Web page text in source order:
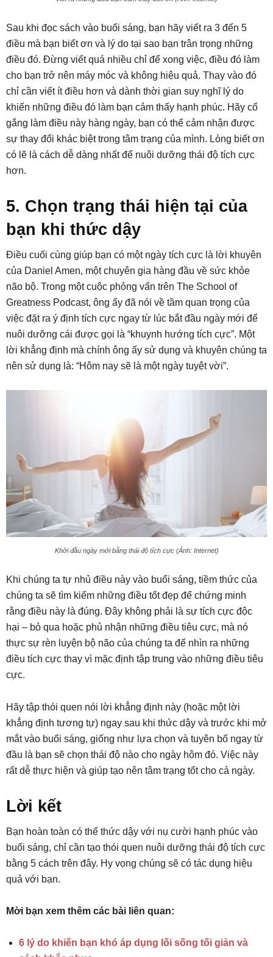
Sau khi đọc sách vào buổi sáng, bạn hãy viết ra 3 đến 5
điều mà bạn biết ơn và lý do tại sao bạn trân trọng những
điều đó. Đừng viết quá nhiều chỉ để xong việc, điều đó làm
cho bạn trở nên máy móc và không hiệu quả. Thay vào đó
chỉ cần viết ít điều hơn và dành thời gian suy nghĩ lý do
khiến những điều đó làm bạn cảm thấy hạnh phúc. Hãy cố
gắng làm điều này hàng ngày, bạn có thể cảm nhận được
sự thay đổi khác biệt trong tâm trạng của mình. Lòng biết ơn
có lẽ là cách dễ dàng nhất để nuôi dưỡng thái độ tích cực
hơn.
5. Chọn trạng thái hiện tại của
bạn khi thức dậy
Điều cuối cùng giúp bạn có một ngày tích cực là lời khuyên
của Daniel Amen, một chuyên gia hàng đầu về sức khỏe
não bộ. Trong một cuộc phỏng vấn trên The School of
Greatness Podcast, ông ấy đã nói về tầm quan trọng của
việc đặt ra ý định tích cực ngay từ lúc bắt đầu ngày mới để
nuôi dưỡng cái được gọi là “khuynh hướng tích cực”. Một
lời khẳng định mà chính ông ấy sử dụng và khuyên chúng ta
nên sử dụng là: “Hôm nay sẽ là một ngày tuyệt vời”.
Khởi đầu ngày mới bằng thái độ tích cực (Ảnh: Internet)
Khi chúng ta tự nhủ điều này vào buổi sáng, tiềm thức của
chúng ta sẽ tìm kiếm những điều tốt đẹp để chứng minh
rằng điều này là đúng. Đây không phải là sự tích cực độc
hại – bỏ qua hoặc phủ nhận những điều tiêu cực, mà nó
thực sự rèn luyện bộ não của chúng ta để nhìn ra những
điều tích cực thay vì mặc định tập trung vào những điều tiêu
cực.
Hãy tập thói quen nói lời khẳng định này (hoặc một lời
khẳng định tương tự) ngay sau khi thức dậy và trước khi mở
mắt vào buổi sáng, giống như lựa chọn và tuyên bố ngay từ
đầu là bạn sẽ chọn thái độ nào cho ngày hôm đó. Việc này
rất dễ thực hiện và giúp tạo nên tâm trạng tốt cho cả ngày.
Lời kết
Bạn hoàn toàn có thể thức dậy với nụ cười hạnh phúc vào
buổi sáng, chỉ cần tạo thói quen nuôi dưỡng thái độ tích cực
bằng 5 cách trên đây. Hy vọng chúng sẽ có tác dụng hiệu
quả với bạn.
Mời bạn xem thêm các bài liên quan:
6 lý do khiến bạn khó áp dụng lối sống tối giản và